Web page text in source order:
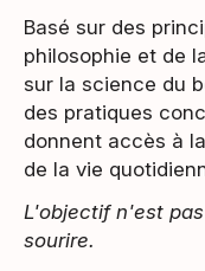
Basé sur des
philosophie et de
sur la science du
des pratiques
donnent accès à
de la vie
L'objectif n'est
sourire.